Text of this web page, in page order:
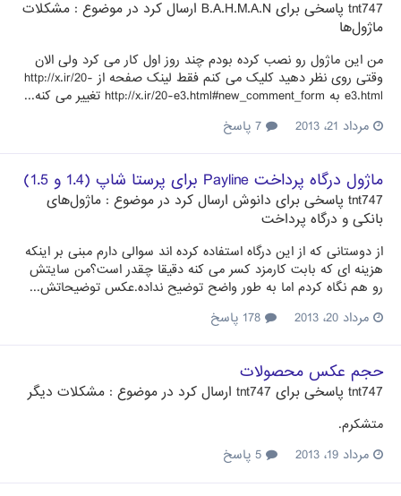
tnt747 پاسخی برای B.A.H.M.A.N ارسال کرد در موضوع : مشکلات
ماژول‌ها
من این ماژول رو نصب کرده بودم چند روز اول کار می کرد ولی الان
وقتی روی نظر دهید کلیک می کنم فقط لینک صفحه از http://x.ir/20-
e3.html به http://x.ir/20-e3.html#new_comment_form تغییر می کنه...
مرداد 21، 2013
ماژول درگاه پرداخت Payline برای پرستا شاپ (1.4 و 1.5)
tnt747 پاسخی برای دانوش ارسال کرد در موضوع : ماژول‌های
بانکی و درگاه پرداخت
از دوستانی که از این درگاه استفاده کرده اند سوالی دارم مبنی بر اینکه
هزینه ای که بابت کارمزد کسر می کنه دقیقا چقدر است؟من سایتش
رو هم نگاه کردم اما به طور واضح توضیح نداده.عکس توضیحاتش...
مرداد 20، 2013
حجم عکس محصولات
tnt747 پاسخی برای tnt747 ارسال کرد در موضوع : مشکلات دیگر
متشکرم.
مرداد 19، 2013